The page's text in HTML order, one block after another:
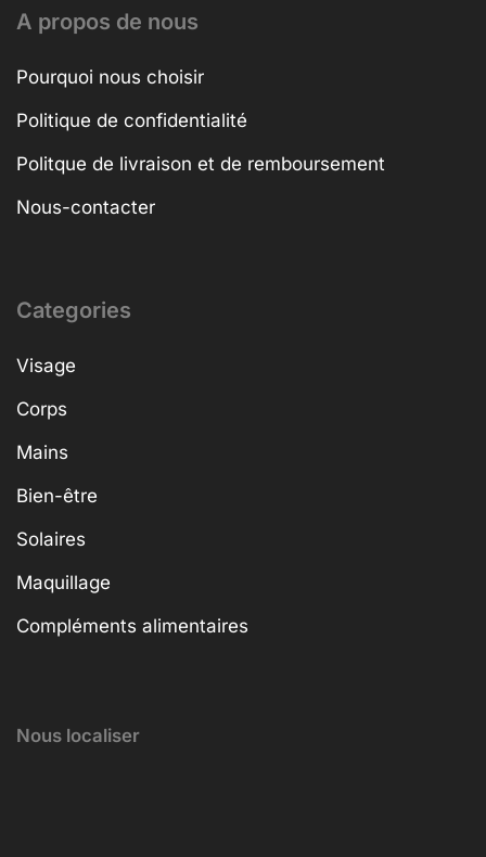
A propos de nous
Pourquoi nous choisir
Politique de confidentialité
Politque de livraison et de remboursement
Nous-contacter
Categories
Visage
Corps
Mains
Bien-être
Solaires
Maquillage
Compléments alimentaires
Nous localiser